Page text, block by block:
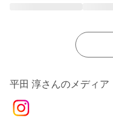
平田 淳さんのメディア